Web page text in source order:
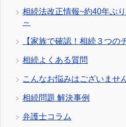
相続法改正情報~約40年ぶ
～
【家族で確認！相続３つの
相続よくある質問
こんなお悩みはございませ
相続問題 解決事例
弁護士コラム